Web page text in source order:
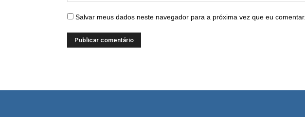
Salvar meus dados neste navegador para a próxima vez que eu comentar.